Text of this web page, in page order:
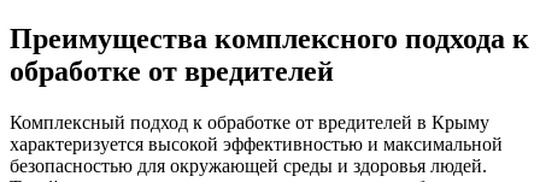
Преимущества комплексного подхода к
обработке от вредителей
Комплексный подход к обработке от вредителей в Крыму
характеризуется высокой эффективностью и максимальной
безопасностью для окружающей среды и здоровья людей.